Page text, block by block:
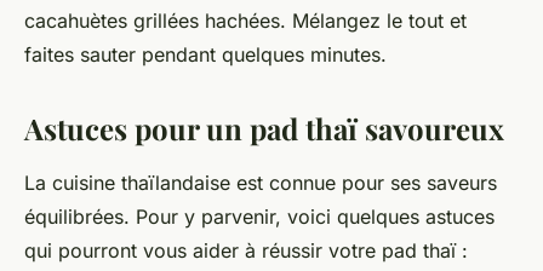
cacahuètes grillées hachées. Mélangez le tout et
faites sauter pendant quelques minutes.
Astuces pour un pad thaï savoureux
La cuisine thaïlandaise est connue pour ses saveurs
équilibrées. Pour y parvenir, voici quelques astuces
qui pourront vous aider à réussir votre pad thaï :